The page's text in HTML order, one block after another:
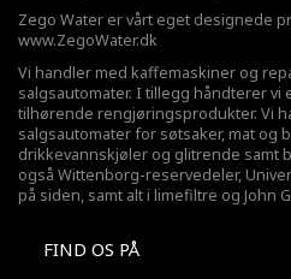
Zego Water er vårt eget designede
www.ZegoWater.dk
Vi handler med kaffemaskiner og
salgsautomater. I tillegg håndterer vi
tilhørende rengjøringsprodukter. Vi
salgsautomater for søtsaker, mat og
drikkevannskjøler og glitrende samt
også Wittenborg-reservedeler,
på siden, samt alt i limefiltre og John
FIND OS PÅ